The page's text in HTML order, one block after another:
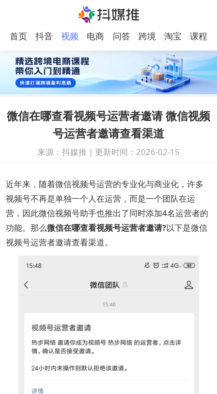
首页 抖音
视频
电商 问答
跨境
电商
淘宝 课程
微信在哪查看视频号运营者邀请 微信视频
号运营者邀请查看渠道
来源：抖媒推 | 更新时间：2026-02-15
近年来，随着微信视频号运营的专业化与商业化，许多
视频号不再是单独一个人在运营，而是一个团队在运
营，因此微信视频号助手也推出了同时添加4名运营者的
功能。那么微信在哪查看视频号运营者邀请?以下是微信
视频号运营者邀请查看渠道。